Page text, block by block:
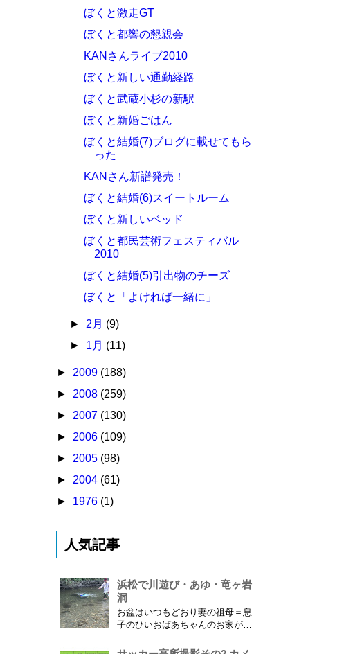
ぼくと激走GT
ぼくと都響の懇親会
KANさんライブ2010
ぼくと新しい通勤経路
ぼくと武蔵小杉の新駅
ぼくと新婚ごはん
ぼくと結婚(7)ブログに載せてもら
った
KANさん新譜発売！
ぼくと結婚(6)スイートルーム
ぼくと新しいベッド
ぼくと都民芸術フェスティバル
2010
ぼくと結婚(5)引出物のチーズ
ぼくと「よければ一緒に」
► 2月 (9)
► 1月 (11)
► 2009 (188)
► 2008 (259)
► 2007 (130)
► 2006 (109)
► 2005 (98)
► 2004 (61)
► 1976 (1)
人気記事
浜松で川遊び・あゆ・竜ヶ岩
洞
お盆はいつもどおり妻の祖母＝息
子のひいおばあちゃんのお家があ
ばあちゃんがご健在なのはとって